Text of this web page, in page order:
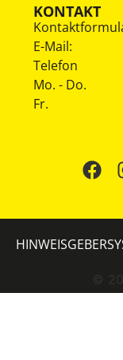
KONTAKT
E-Mail:
Telefon
Mo. - Do.
Fr.
©